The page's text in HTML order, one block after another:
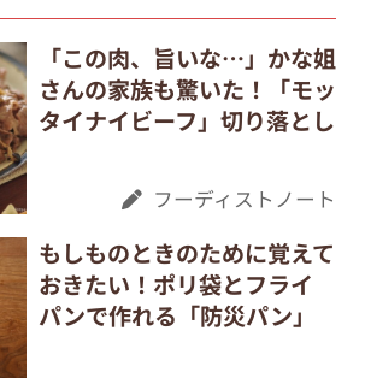
「この肉、旨いな…」かな姐
さんの家族も驚いた！「モッ
タイナイビーフ」切り落とし
フーディストノート
もしものときのために覚えて
おきたい！ポリ袋とフライ
パンで作れる「防災パン」